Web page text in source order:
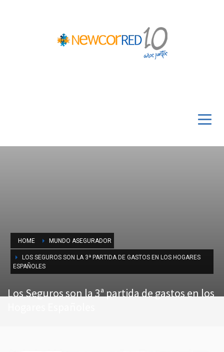
HOME MUNDO ASEGURADOR
LOS SEGUROS SON LA 3ª PARTIDA DE GASTOS EN LOS HOGARES
ESPAÑOLES
Los Seguros son la 3ª partida de gastos en los